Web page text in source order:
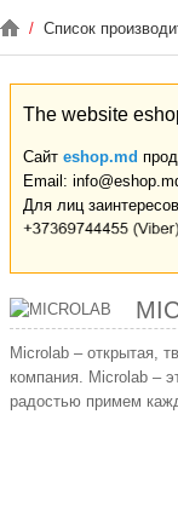
/ Список
The website
Сайт eshop.md
Email:
Для лиц
Microlab – открытая,
компания. Microlab –
радостью примем